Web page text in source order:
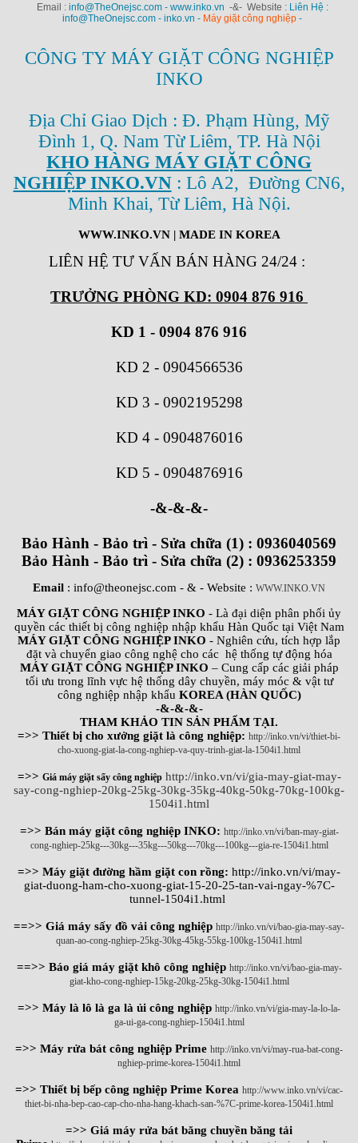
Email : info@TheOnejsc.com - www.inko.vn -&- Website : Liên Hệ :
info@TheOnejsc.com - inko.vn - Máy giặt công nghiệp -
CÔNG TY MÁY GIẶT CÔNG NGHIỆP
INKO
Địa Chỉ Giao Dịch : Đ. Phạm Hùng, Mỹ
Đình 1, Q. Nam Từ Liêm, TP. Hà Nội
KHO HÀNG MÁY GIẶT CÔNG
NGHIỆP INKO.VN: Lô A2, Đường CN6,
Minh Khai, Từ Liêm, Hà Nội.
WWW.INKO.VN| MADE IN KOREA
LIÊN HỆ TƯ VẤN BÁN HÀNG 24/24 :
TRƯỞNG PHÒNG KD: 0904 876 916
KD 1 - 0904 876 916
KD 2 - 0904566536
KD 3 - 0902195298
KD 4 - 0904876016
KD 5 - 0904876916
-&-&-&-
Bảo Hành - Bảo trì - Sửa chữa (1) : 0936040569
Bảo Hành - Bảo trì - Sửa chữa (2) : 0936253359
Email : info@theonejsc.com - & - Website : WWW.INKO.VN
MÁY GIẶT CÔNG NGHIỆP INKO - Là đại diện phân phối ủy
quyền các thiết bị công nghiệp nhập khẩu Hàn Quốc tại Việt Nam
MÁY GIẶT CÔNG NGHIỆP INKO - Nghiên cứu, tích hợp lắp
đặt và chuyển giao công nghệ cho các hệ thống tự động hóa
MÁY GIẶT CÔNG NGHIỆP INKO – Cung cấp các giải pháp
tối ưu trong lĩnh vực hệ thống dây chuyền, máy móc & vật tư
công nghiệp nhập khẩu KOREA (HÀN QUỐC)
-&-&-&-
THAM KHẢO TIN SẢN PHẨM TẠI.
=>> Thiết bị cho xưởng giặt là công nghiệp: http://inko.vn/vi/thiet-bi-
cho-xuong-giat-la-cong-nghiep-va-quy-trinh-giat-la-1504i1.html
=>> Giá máy giặt sấy công nghiệp http://inko.vn/vi/gia-may-giat-may-
say-cong-nghiep-20kg-25kg-30kg-35kg-40kg-50kg-70kg-100kg-
1504i1.html
=>> Bán máy giặt công nghiệp INKO: http://inko.vn/vi/ban-may-giat-
cong-nghiep-25kg---30kg---35kg---50kg---70kg---100kg---gia-re-1504i1.html
=>> Máy giặt đường hầm giặt con rồng: http://inko.vn/vi/may-
giat-duong-ham-cho-xuong-giat-15-20-25-tan-vai-ngay-%7C-
tunnel-1504i1.html
==>> Giá máy sấy đồ vải công nghiệp http://inko.vn/vi/bao-gia-may-say-
quan-ao-cong-nghiep-25kg-30kg-45kg-55kg-100kg-1504i1.html
==>> Báo giá máy giặt khô công nghiệp http://inko.vn/vi/bao-gia-may-
giat-kho-cong-nghiep-15kg-20kg-25kg-30kg-1504i1.html
=>> Máy là lô là ga là ủi công nghiệp http://inko.vn/vi/gia-may-la-lo-la-
ga-ui-ga-cong-nghiep-1504i1.html
=>> Máy rửa bát công nghiệp Prime http://inko.vn/vi/may-rua-bat-cong-
nghiep-prime-korea-1504i1.html
=>> Thiết bị bếp công nghiệp Prime Korea http://www.inko.vn/vi/cac-
thiet-bi-nha-bep-cao-cap-cho-nha-hang-khach-san-%7C-prime-korea-1504i1.html
=>> Giá máy rửa bát băng chuyền băng tải